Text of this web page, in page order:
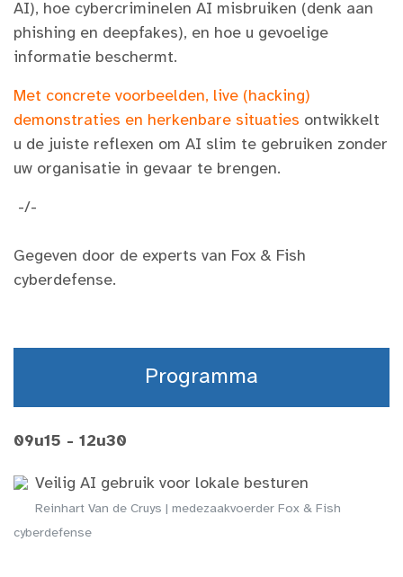
AI), hoe cybercriminelen AI misbruiken (denk aan
phishing en deepfakes), en hoe u gevoelige
informatie beschermt.
Met concrete voorbeelden, live (hacking)
demonstraties en herkenbare situaties ontwikkelt
u de juiste reflexen om AI slim te gebruiken zonder
uw organisatie in gevaar te brengen.
-/-
Gegeven door de experts van Fox & Fish
cyberdefense.
Programma
09u15 - 12u30
Veilig AI gebruik voor lokale besturen
Reinhart Van de Cruys | medezaakvoerder Fox & Fish
cyberdefense